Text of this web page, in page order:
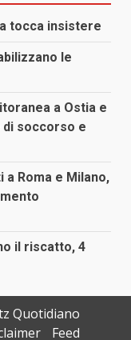
tocca insistere
le
a Ostia e
di soccorso e
Roma e Milano,
il riscatto, 4
Quotidiano
Feed